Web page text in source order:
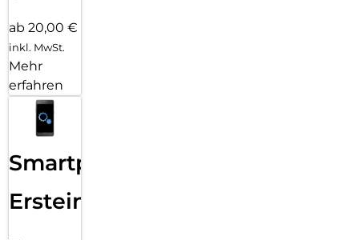
ab 20,00 €
inkl. MwSt.
Mehr
erfahren
Smartphone
Ersteinrichtung